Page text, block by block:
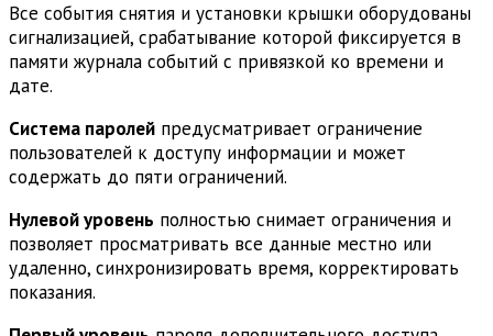
Все события снятия и установки крышки оборудованы
сигнализацией, срабатывание которой фиксируется в
памяти журнала событий с привязкой ко времени и
дате.
Система паролей предусматривает ограничение
пользователей к доступу информации и может
содержать до пяти ограничений.
Нулевой уровень полностью снимает ограничения и
позволяет просматривать все данные местно или
удаленно, синхронизировать время, корректировать
показания.